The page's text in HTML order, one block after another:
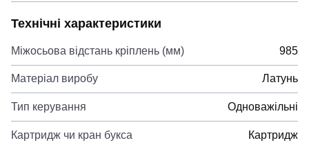
Технічні характеристики
Міжосьова відстань кріплень (мм) 985
Матеріал виробу Латунь
Тип керування Одноважільні
Картридж чи кран букса Картридж